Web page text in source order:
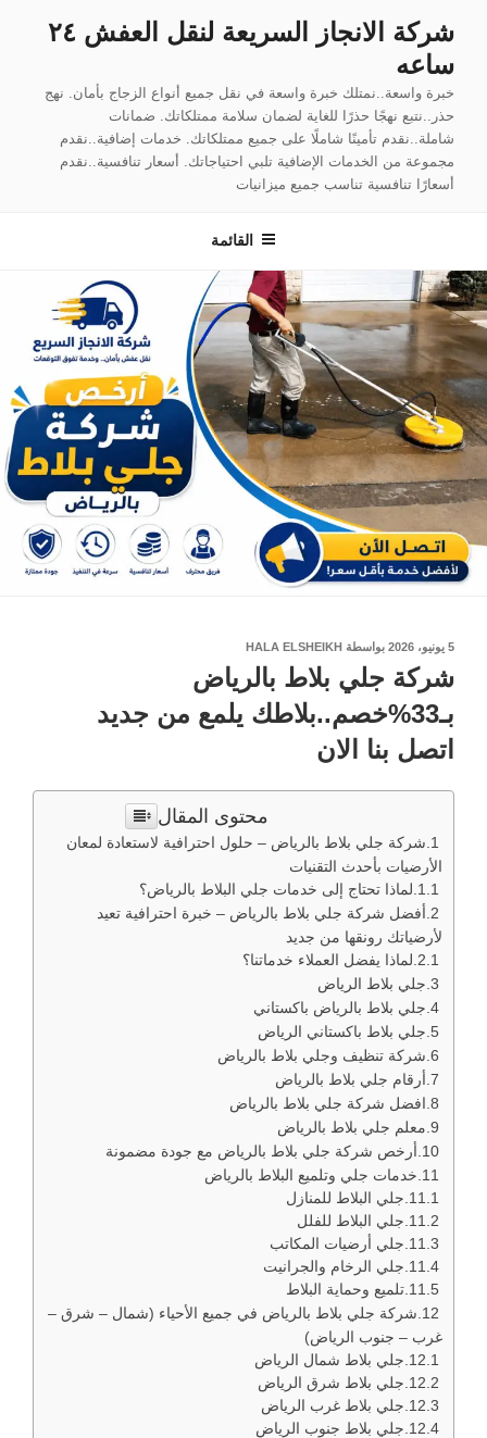
المحتوى
شركة الانجاز السريعة لنقل العفش ٢٤
ساعه
خبرة واسعة..نمتلك خبرة واسعة في نقل جميع أنواع الزجاج بأمان. نهج
حذر..نتبع نهجًا حذرًا للغاية لضمان سلامة ممتلكاتك. ضمانات
شاملة..نقدم تأمينًا شاملًا على جميع ممتلكاتك. خدمات إضافية..نقدم
مجموعة من الخدمات الإضافية تلبي احتياجاتك. أسعار تنافسية..نقدم
أسعارًا تنافسية تناسب جميع ميزانيات
القائمة
نُشر
5 يونيو، 2026 بواسطة HALA ELSHEIKH
شركة جلي بلاط بالرياض
بـ33%خصم..بلاطك يلمع من جديد
اتصل بنا الان
محتوى المقال
شركة جلي بلاط بالرياض – حلول احترافية لاستعادة لمعان
الأرضيات بأحدث التقنيات
لماذا تحتاج إلى خدمات جلي البلاط بالرياض؟
أفضل شركة جلي بلاط بالرياض – خبرة احترافية تعيد
لأرضياتك رونقها من جديد
لماذا يفضل العملاء خدماتنا؟
جلي بلاط الرياض
جلي بلاط بالرياض باكستاني
جلي بلاط باكستاني الرياض
شركة تنظيف وجلي بلاط بالرياض
أرقام جلي بلاط بالرياض
افضل شركة جلي بلاط بالرياض
معلم جلي بلاط بالرياض
أرخص شركة جلي بلاط بالرياض مع جودة مضمونة
خدمات جلي وتلميع البلاط بالرياض
جلي البلاط للمنازل
جلي البلاط للفلل
جلي أرضيات المكاتب
جلي الرخام والجرانيت
تلميع وحماية البلاط
شركة جلي بلاط بالرياض في جميع الأحياء (شمال – شرق –
غرب – جنوب الرياض)
جلي بلاط شمال الرياض
جلي بلاط شرق الرياض
جلي بلاط غرب الرياض
جلي بلاط جنوب الرياض